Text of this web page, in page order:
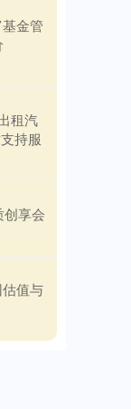
金管
租汽
持服
创享会
值与